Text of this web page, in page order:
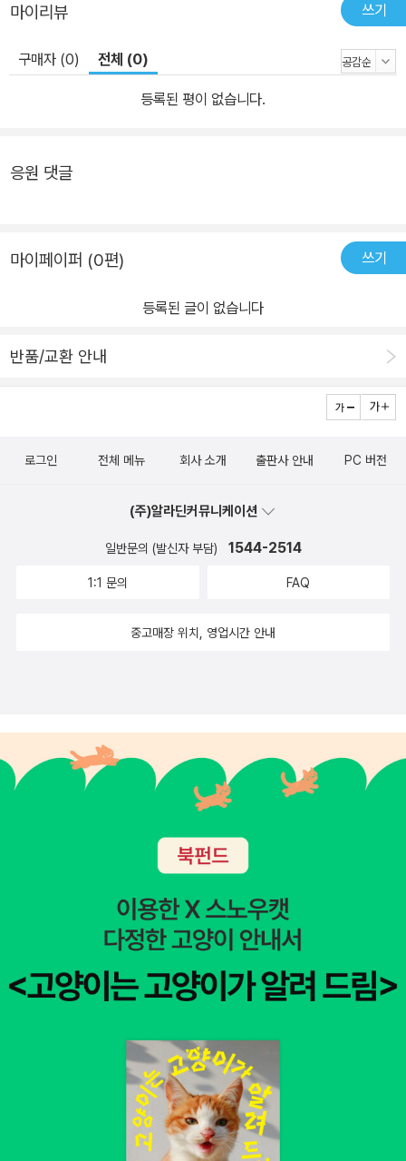
마이리뷰 쓰기
구매자 (0) 전체 (0)
등록된 평이 없습니다.
응원 댓글
마이페이퍼 (0편) 쓰기
등록된 글이 없습니다
반품/교환 안내
로그인 전체 메뉴 회사 소개 출판사 안내 PC 버전
(주)알라딘커뮤니케이션
일반문의 (발신자 부담) 1544-2514
1:1 문의 FAQ
중고매장 위치, 영업시간 안내